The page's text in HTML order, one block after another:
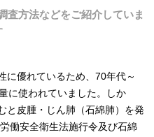
査方法などをご紹介していま
に優れているため、70年代～
に使われていました。しか
と皮腫・じん肺（石綿肺）を発
働安全衛生法施行令及び石綿